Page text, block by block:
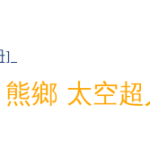
]
熊鄉 太空